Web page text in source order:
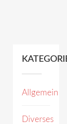
Allgemein
Diverses